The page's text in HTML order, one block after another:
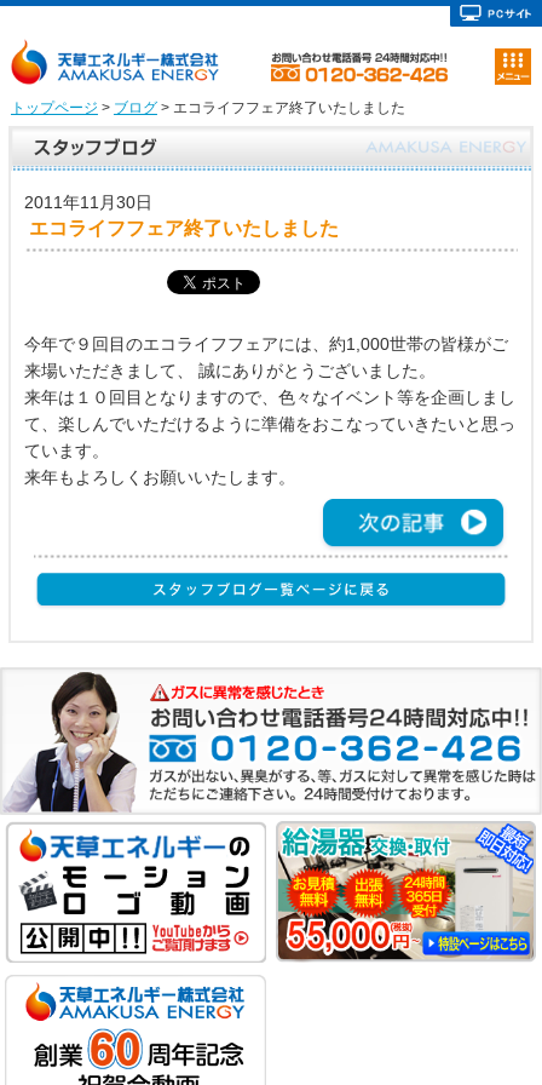
トップページ > ブログ> エコライフフェア終了いたしました
2011年11月30日
エコライフフェア終了いたしました
今年で９回目のエコライフフェアには、約1,000世帯の皆様がご
来場いただきまして、 誠にありがとうございました。
来年は１０回目となりますので、色々なイベント等を企画しまし
て、楽しんでいただけるように準備をおこなっていきたいと思っ
ています。
来年もよろしくお願いいたします。